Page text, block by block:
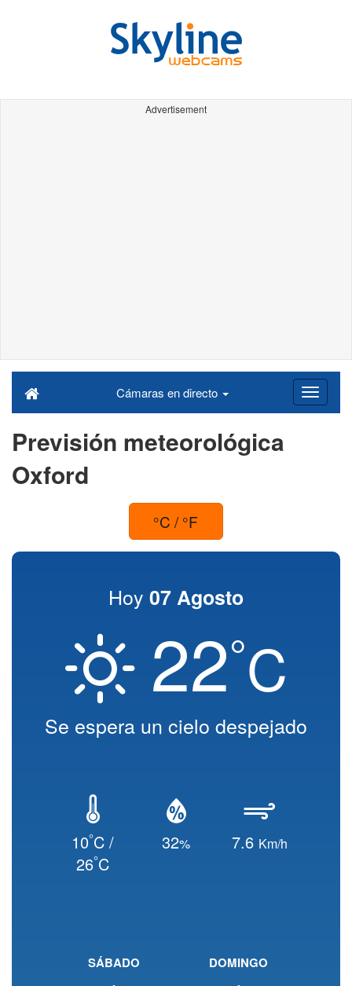
Advertisement
Cámaras en directo
Previsión meteorológica
Oxford
°C / °F
Hoy 07 Agosto
22°C
Se espera un cielo despejado
10°C /
26°C
32% 7.6 Km/h
SÁBADO DOMINGO